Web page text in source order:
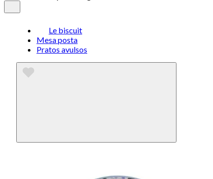
Le biscuit
Mesa posta
Pratos avulsos